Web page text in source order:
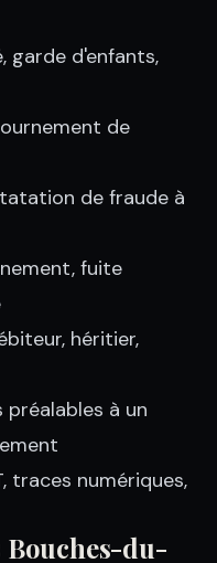
garde d'enfants,
de
de fraude à
fuite
héritier,
à un
traces numériques,
du-